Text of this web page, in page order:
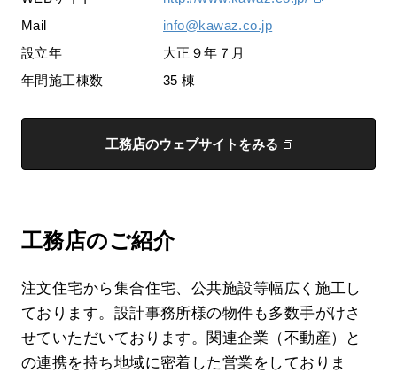
Mail
info@kawaz.co.jp
設立年
大正９年７月
年間施工棟数
35 棟
工務店のウェブサイトをみる
工務店のご紹介
注文住宅から集合住宅、公共施設等幅広く施工し
ております。設計事務所様の物件も多数手がけさ
せていただいております。関連企業（不動産）と
の連携を持ち地域に密着した営業をしておりま